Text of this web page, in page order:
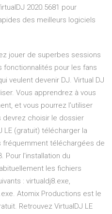
2020.5681 pour
des meilleurs logiciels
jouer de superbes sessions
fonctionnalités pour les fans
veulent devenir DJ. Virtual DJ
Vous apprendrez à vous
et vous pourrez l’utiliser
devrez choisir le dossier
LE (gratuit) télécharger la
fréquemment téléchargées de
Pour l'installation du
les fichiers
: virtualdj8.exe,
Atomix Productions est le
Retrouvez VirtualDJ LE